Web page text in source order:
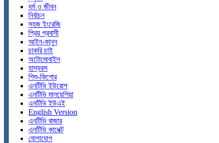
ধর্ম ও জীবন
নির্বাচন
সহজ ইংরেজি
প্রিয় প্রবাসী
আইন-কানুন
চাকরি চাই
অটোমোবাইল
হাস্যরস
শিশু-কিশোর
এনটিভি ইউরোপ
এনটিভি মালয়েশিয়া
এনটিভি ইউএই
English Version
এনটিভি বাজার
এনটিভি কানেক্ট
যোগাযোগ